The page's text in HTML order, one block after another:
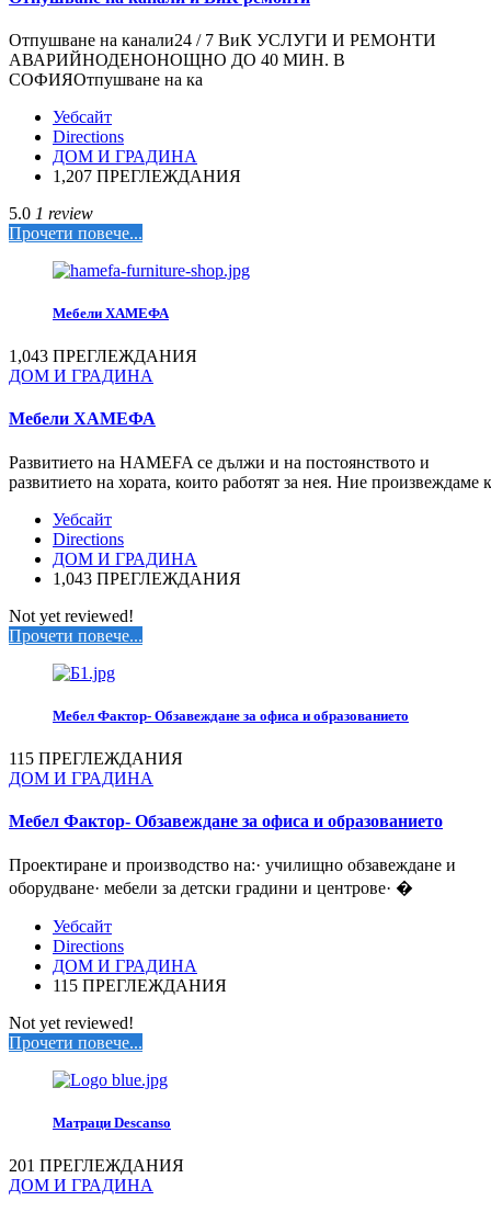
Отпушване на канали24 / 7 ВиК УСЛУГИ И РЕМОНТИ
АВАРИЙНОДЕНОНОЩНО ДО 40 МИН. В
СОФИЯОтпушване на ка
Уебсайт
Directions
ДОМ И ГРАДИНА
1,207 ПРЕГЛЕЖДАНИЯ
5.0 1 review
Прочети повече...
Мебели ХАМЕФА
1,043 ПРЕГЛЕЖДАНИЯ
ДОМ И ГРАДИНА
Мебели ХАМЕФА
Развитието на HAMEFA се дължи и на постоянството и
развитието на хората, които работят за нея. Ние произвеждаме к
Уебсайт
Directions
ДОМ И ГРАДИНА
1,043 ПРЕГЛЕЖДАНИЯ
Not yet reviewed!
Прочети повече...
Мебел Фактор- Обзавеждане за офиса и образованието
115 ПРЕГЛЕЖДАНИЯ
ДОМ И ГРАДИНА
Мебел Фактор- Обзавеждане за офиса и образованието
Проектиране и производство на:· училищно обзавеждане и
оборудване· мебели за детски градини и центрове· �
Уебсайт
Directions
ДОМ И ГРАДИНА
115 ПРЕГЛЕЖДАНИЯ
Not yet reviewed!
Прочети повече...
Матраци Descanso
201 ПРЕГЛЕЖДАНИЯ
ДОМ И ГРАДИНА